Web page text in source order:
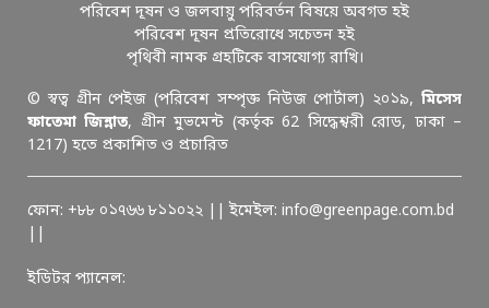
পরিবেশ দূষন ও জলবায়ু পরিবর্তন বিষয়ে অবগত হই
পরিবেশ দূষন প্রতিরোধে সচেতন হই
পৃথিবী নামক গ্রহটিকে বাসযোগ্য রাখি।
© স্বত্ব গ্রীন পেইজ (পরিবেশ সম্পৃক্ত নিউজ পোর্টাল) ২০১৯, মিসেস
ফাতেমা জিন্নাত, গ্রীন মুভমেন্ট (কর্তৃক 62 সিদ্ধেশ্বরী রোড, ঢাকা –
1217) হতে প্রকাশিত ও প্রচারিত
ফোন: +৮৮ ০১৭৬৬ ৮১১০২২ || ইমেইল: info@greenpage.com.bd
ইডিটর প্যানেল: